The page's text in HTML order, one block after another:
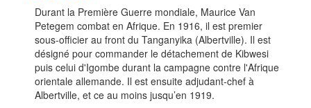
Durant la Première Guerre mondiale, Maurice Van
Petegem combat en Afrique. En 1916, il est premier
sous-officier au front du Tanganyika (Albertville). Il est
désigné pour commander le détachement de Kibwesi
puis celui d'Igombe durant la campagne contre l'Afrique
orientale allemande. Il est ensuite adjudant-chef à
Albertville, et ce au moins jusqu’en 1919.